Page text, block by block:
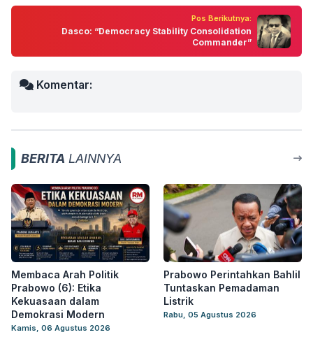
Pos Berikutnya:
Dasco: “Democracy Stability Consolidation
Commander”
Komentar:
BERITA LAINNYA
Membaca Arah Politik
Prabowo (6): Etika
Kekuasaan dalam
Demokrasi Modern
Kamis, 06 Agustus 2026
Prabowo Perintahkan Bahlil
Tuntaskan Pemadaman
Listrik
Rabu, 05 Agustus 2026